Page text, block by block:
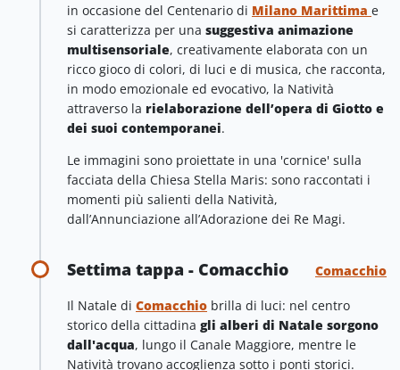
in occasione del Centenario di Milano Marittima e
si caratterizza per una suggestiva animazione
multisensoriale, creativamente elaborata con un
ricco gioco di colori, di luci e di musica, che racconta,
in modo emozionale ed evocativo, la Natività
attraverso la rielaborazione dell’opera di Giotto e
dei suoi contemporanei.
Le immagini sono proiettate in una 'cornice' sulla
facciata della Chiesa Stella Maris: sono raccontati i
momenti più salienti della Natività,
dall’Annunciazione all’Adorazione dei Re Magi.
Settima tappa - Comacchio Comacchio
Il Natale di Comacchio brilla di luci: nel centro
storico della cittadina gli alberi di Natale sorgono
dall'acqua, lungo il Canale Maggiore, mentre le
Natività trovano accoglienza sotto i ponti storici.